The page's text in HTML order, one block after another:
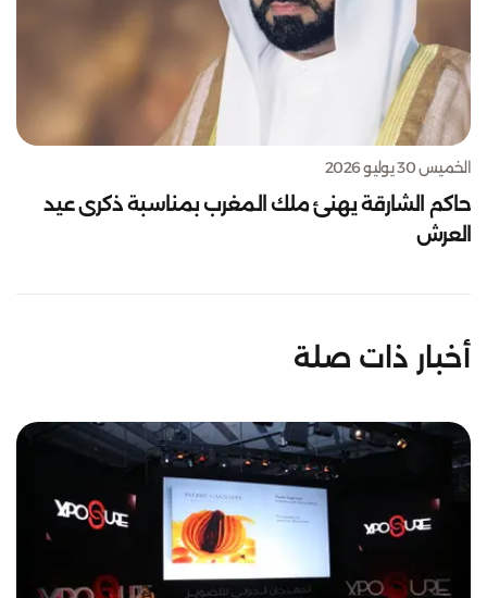
الخميس 30 يوليو 2026
حاكم الشارقة يهنئ ملك المغرب بمناسبة ذكرى عيد
العرش
أخبار ذات صلة